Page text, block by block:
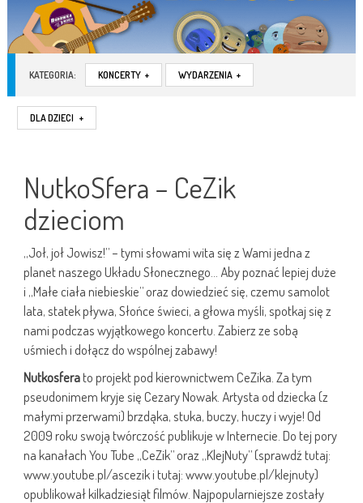
KATEGORIA: KONCERTY + WYDARZENIA +
DLA DZIECI +
NutkoSfera – CeZik
dzieciom
„Joł, joł Jowisz!” – tymi słowami wita się z Wami jedna z
planet naszego Układu Słonecznego… Aby poznać lepiej duże
i „Małe ciała niebieskie” oraz dowiedzieć się, czemu samolot
lata, statek pływa, Słońce świeci, a głowa myśli, spotkaj się z
nami podczas wyjątkowego koncertu. Zabierz ze sobą
uśmiech i dołącz do wspólnej zabawy!
Nutkosferato projekt pod kierownictwem CeZika. Za tym
pseudonimem kryje się Cezary Nowak. Artysta od dziecka (z
małymi przerwami) brzdąka, stuka, buczy, huczy i wyje! Od
2009 roku swoją twórczość publikuje w Internecie. Do tej pory
na kanałach You Tube „CeZik” oraz „KlejNuty” (sprawdź tutaj:
www.youtube.pl/ascezik i tutaj: www.youtube.pl/klejnuty)
opublikował kilkadziesiąt filmów. Najpopularniejsze zostały